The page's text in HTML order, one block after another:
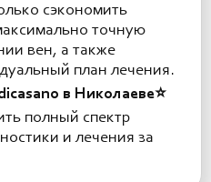
сэкономить
точную
вен, а также
план лечения.
в Николаеве⭐️
полный спектр
и лечения за